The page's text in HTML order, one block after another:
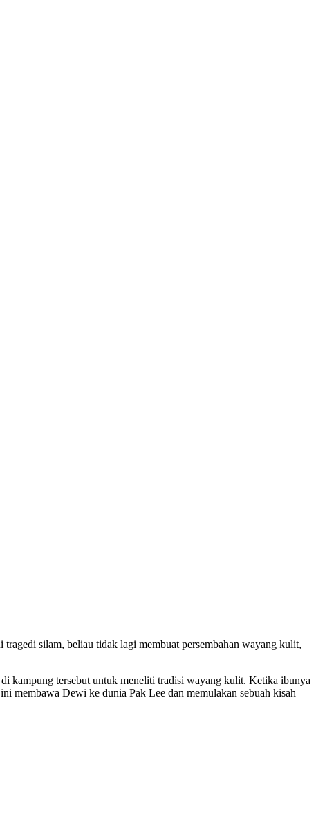
silam, beliau tidak lagi membuat persembahan wayang kulit,
kampung tersebut untuk meneliti tradisi wayang kulit. Ketika ibunya
membawa Dewi ke dunia Pak Lee dan memulakan sebuah kisah